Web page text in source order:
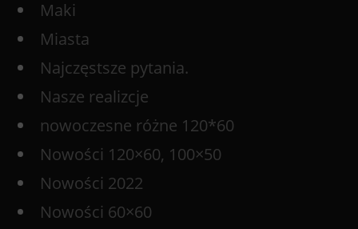
Maki
Miasta
Najczęstsze pytania.
Nasze realizcje
nowoczesne różne 120*60
Nowości 120×60, 100×50
Nowości 2022
Nowości 60×60